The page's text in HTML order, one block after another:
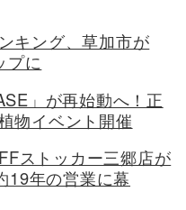
キング、草加市が
プに
」が再始動へ！正
物イベント開催
ストッカー三郷店が
年の営業に幕